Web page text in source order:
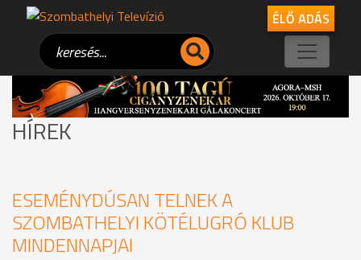
ÉLŐ ADÁS
HÍREK
ESEMÉNYDÚSAN TELNEK A
SZOMBATHELYI KÖTÉLUGRÓ KLUB
MINDENNAPJAI